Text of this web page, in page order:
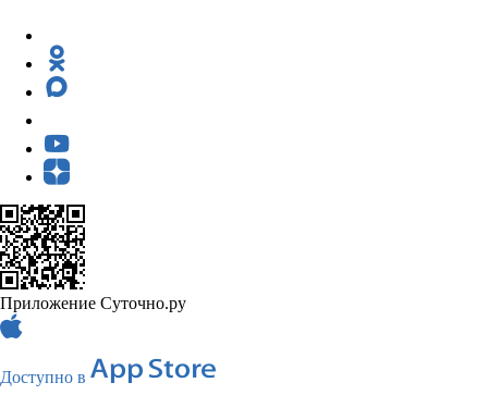
Приложение Суточно.ру
Доступно в